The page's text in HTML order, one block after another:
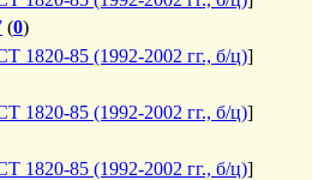
(0)
1820-85 (1992-2002 гг., б/ц)]
1820-85 (1992-2002 гг., б/ц)]
1820-85 (1992-2002 гг., б/ц)]